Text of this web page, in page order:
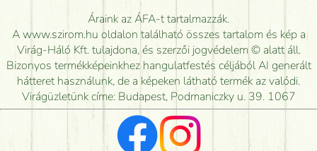
Meddig rendelhetek virágküldést úgy, hogy még ma
kiszállítsák?
Mennyire gyorsan tudják elkészíteni a csokrot, és
mikor tudják leghamarabb kiszállítani?
Vörös rózsát keresek, van önöknél?
Milyen visszajelzést kapok a virágküldésről?
Áraink az ÁFA-t tartalmazzák.
A www.szirom.hu oldalon található összes tartalom és kép a
Virág-Háló Kft. tulajdona, és szerzői jogvédelem © alatt áll.
Bizonyos termékképeinkhez hangulatfestés céljából AI generált
hátteret használunk, de a képeken látható termék az valódi.
Virágüzletünk címe: Budapest, Podmaniczky u. 39. 1067